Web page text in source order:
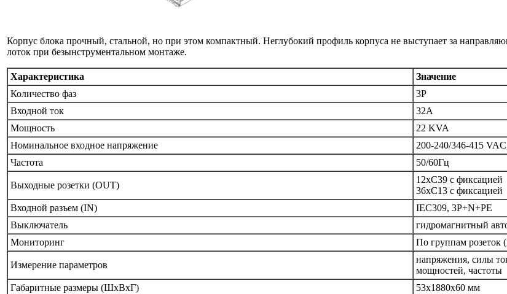
Корпус блока прочный, стальной, но при этом компактный. Неглубокий профиль корпуса не выступает за
лоток при безынструментальном монтаже.
Характеристика
Значение
Количество фаз
3P
Входной ток
32A
Мощность
22 KVA
Номинальное входное напряжение
200-240/346-415
Частота
50/60Гц
Выходные розетки (OUT)
12xC39 с фиксацией
36xC13 с фиксацией
Входной разъем (IN)
IEC309, 3P+N+PE
Выключатель
гидромагнитный
Мониторинг
По группам розеток
Измерение параметров
напряжения, силы
мощностей, частоты
Габаритные размеры (ШхВхГ)
53х1880х60 мм